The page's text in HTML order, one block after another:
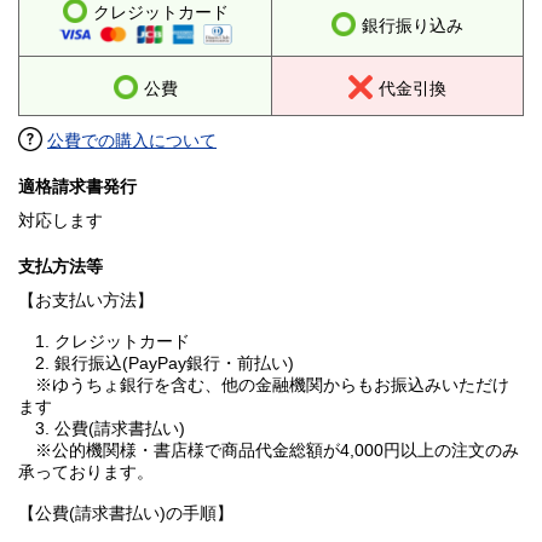
クレジットカード
銀行振り込み
公費 代金引換
公費での購入について
適格請求書発行
対応します
支払方法等
【お支払い方法】
1. クレジットカード
2. 銀行振込(PayPay銀行・前払い)
※ゆうちょ銀行を含む、他の金融機関からもお振込みいただけ
ます
3. 公費(請求書払い)
※公的機関様・書店様で商品代金総額が4,000円以上の注文のみ
承っております。
【公費(請求書払い)の手順】